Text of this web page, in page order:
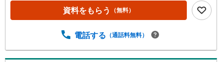
資料をもらう （無料）
電話する （通話料無料）